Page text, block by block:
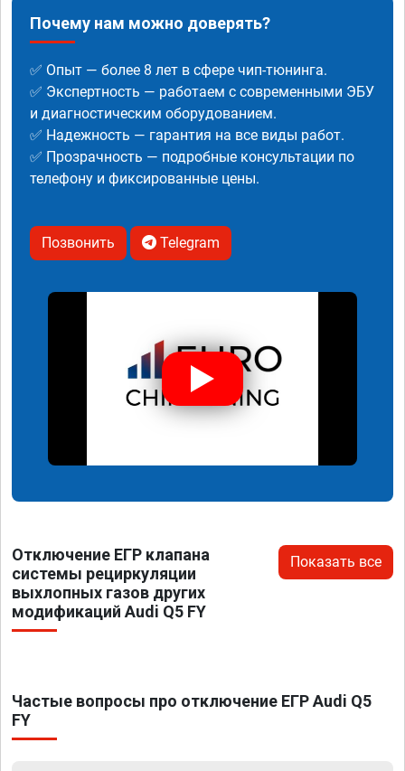
Почему нам можно доверять?
✅ Опыт — более 8 лет в сфере чип-тюнинга.
✅ Экспертность — работаем с современными ЭБУ
и диагностическим оборудованием.
✅ Надежность — гарантия на все виды работ.
✅ Прозрачность — подробные консультации по
телефону и фиксированные цены.
Позвонить Telegram
Отключение ЕГР клапана
системы рециркуляции
выхлопных газов других
модификаций Audi Q5 FY
Показать все
Частые вопросы про отключение ЕГР Audi Q5
FY